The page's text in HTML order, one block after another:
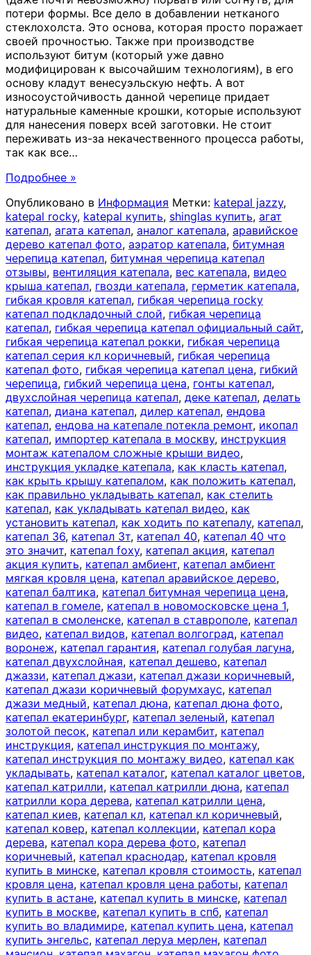
потери формы. Все дело в добавлении нетканого
стеклохолста. Это основа, которая просто поражает
своей прочностью. Также при производстве
используют битум (который уже давно
модифицирован к высочайшим технологиям), в его
основу кладут венесуэльскую нефть. А вот
износоустойчивость данной черепице придает
натуральные каменные крошки, которые используют
для нанесения поверх всей заготовки. Не стоит
переживать из-за некачественного процесса работы,
так как все…
Подробнее »
Опубликовано в Информация Метки: katepal jazzy,
katepal rocky, katepal купить, shinglas купить, агат
катепал, агата катепал, аналог катепала, аравийское
дерево катепал фото, аэратор катепала, битумная
черепица катепал, битумная черепица катепал
отзывы, вентиляция катепала, вес катепала, видео
крыша катепал, гвозди катепала, герметик катепала,
гибкая кровля катепал, гибкая черепица rocky
катепал подкладочный слой, гибкая черепица
катепал, гибкая черепица катепал официальный сайт,
гибкая черепица катепал рокки, гибкая черепица
катепал серия кл коричневый, гибкая черепица
катепал фото, гибкая черепица катепал цена, гибкий
черепица, гибкий черепица цена, гонты катепал,
двухслойная черепица катепал, деке катепал, делать
катепал, диана катепал, дилер катепал, ендова
катепал, ендова на катепале потекла ремонт, икопал
катепал, импортер катепала в москву, инструкция
монтаж катепалом сложные крыши видео,
инструкция укладке катепала, как класть катепал,
как крыть крышу катепалом, как положить катепал,
как правильно укладывать катепал, как стелить
катепал, как укладывать катепал видео, как
установить катепал, как ходить по катепалу, катепал,
катепал 36, катепал 3т, катепал 40, катепал 40 что
это значит, катепал foxy, катепал акция, катепал
акция купить, катепал амбиент, катепал амбиент
мягкая кровля цена, катепал аравийское дерево,
катепал балтика, катепал битумная черепица цена,
катепал в гомеле, катепал в новомосковске цена 1,
катепал в смоленске, катепал в ставрополе, катепал
видео, катепал видов, катепал волгоград, катепал
воронеж, катепал гарантия, катепал голубая лагуна,
катепал двухслойная, катепал дешево, катепал
джаззи, катепал джази, катепал джази коричневый,
катепал джази коричневый форумхаус, катепал
джази медный, катепал дюна, катепал дюна фото,
катепал екатеринбург, катепал зеленый, катепал
золотой песок, катепал или керамбит, катепал
инструкция, катепал инструкция по монтажу,
катепал инструкция по монтажу видео, катепал как
укладывать, катепал каталог, катепал каталог цветов,
катепал катрилли, катепал катрилли дюна, катепал
катрилли кора дерева, катепал катрилли цена,
катепал киев, катепал кл, катепал кл коричневый,
катепал ковер, катепал коллекции, катепал кора
дерева, катепал кора дерева фото, катепал
коричневый, катепал краснодар, катепал кровля
купить в минске, катепал кровля стоимость, катепал
кровля цена, катепал кровля цена работы, катепал
купить в астане, катепал купить в минске, катепал
купить в москве, катепал купить в спб, катепал
купить во владимире, катепал купить цена, катепал
купить энгельс, катепал леруа мерлен, катепал